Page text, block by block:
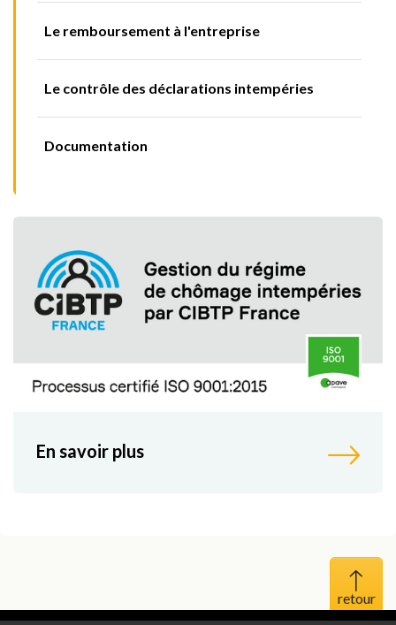
Le remboursement à l'entreprise
Le contrôle des déclarations intempéries
Documentation
En savoir plus
Haut